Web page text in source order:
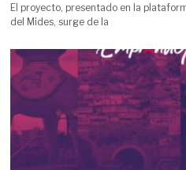
El proyecto, presentado en la
del Mides, surge de la